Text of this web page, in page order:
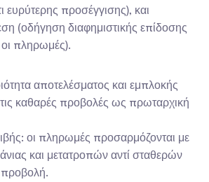
ευρύτερης προσέγγισης), και
(οδήγηση διαφημιστικής επίδοσης
οι πληρωμές).
αποτελέσματος και εμπλοκής
τις καθαρές προβολές ως πρωταρχική
οι πληρωμές προσαρμόζονται με
και μετατροπών αντί σταθερών
προβολή.